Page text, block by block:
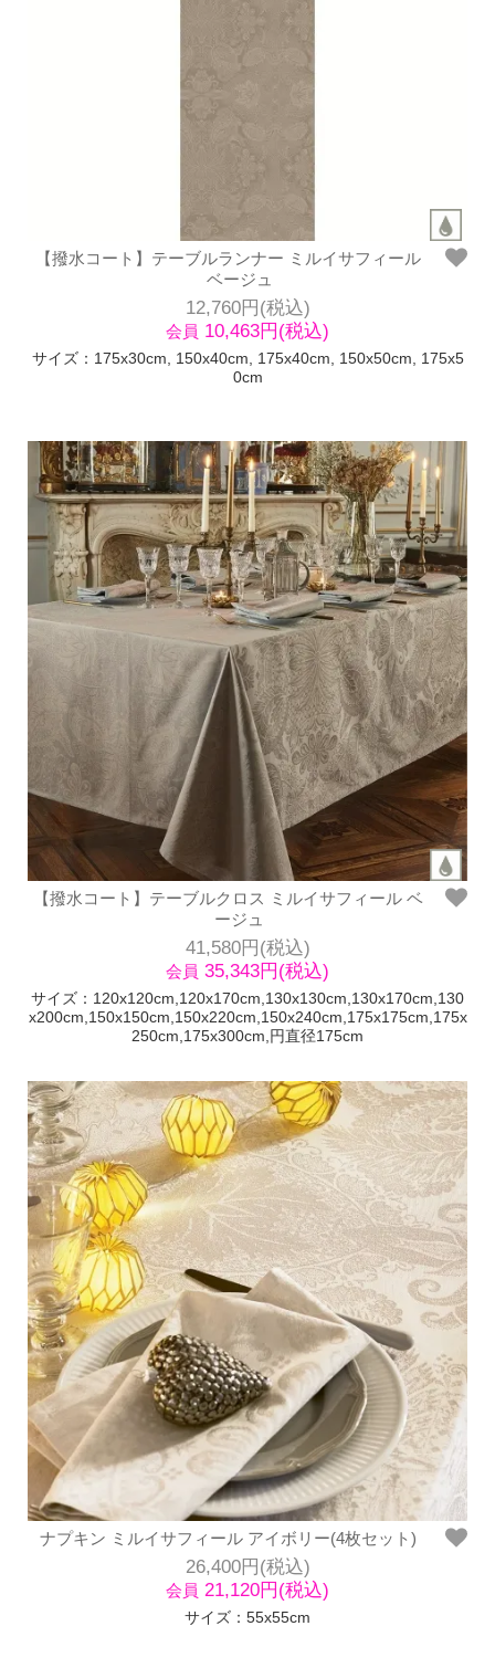
【撥水コート】テーブルランナー ミルイサフィール
ベージュ
12,760円(税込)
会員 10,463円(税込)
サイズ：175x30cm, 150x40cm, 175x40cm, 150x50cm, 175x5
0cm
【撥水コート】テーブルクロス ミルイサフィール ベ
ージュ
41,580円(税込)
会員 35,343円(税込)
サイズ：120x120cm,120x170cm,130x130cm,130x170cm,130
x200cm,150x150cm,150x220cm,150x240cm,175x175cm,175x
250cm,175x300cm,円直径175cm
ナプキン ミルイサフィール アイボリー(4枚セット)
26,400円(税込)
会員 21,120円(税込)
サイズ：55x55cm